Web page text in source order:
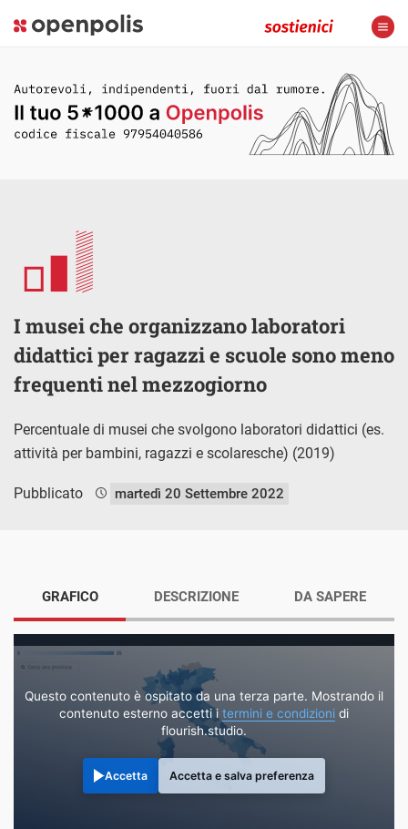
I musei che organizzano laboratori
didattici per ragazzi e scuole sono meno
frequenti nel mezzogiorno
Percentuale di musei che svolgono laboratori didattici (es.
attività per bambini, ragazzi e scolaresche) (2019)
Pubblicato martedì 20 Settembre 2022
GRAFICO
Questo contenuto è ospitato da una terza parte. Mostrando il
contenuto esterno accetti i termini e condizioni di
flourish.studio.
Accetta Accetta e salva preferenza
DESCRIZIONE DA SAPERE